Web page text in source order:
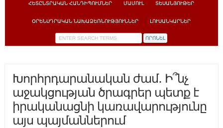
ՀԵՏԸՆՏՐԱԿԱՆ ՀԱՆԴԻՊՈՒՄՆԵՐ ՄԱՄՈՒԼ ՏԵՍԱՆՅՈՒԹԵՐ
ՕՐԵՆՍԴՐԱԿԱՆ ՆԱԽԱՁԵՌՆՈՒԹՅՈՒՆՆԵՐ ԼՈՒՍԱՆԿԱՐՆԵՐ
Խորհրդարանական ժամ․ Ի՞նչ
աջակցության ծրագրեր պետք է
իրականացնի կառավարությունը
այս պայմաններում